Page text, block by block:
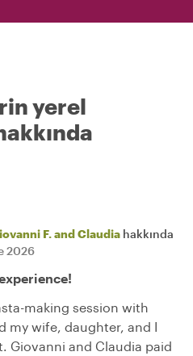
yerel
F. and Claudia hakkında
2026
making session with
my wife, daughter, and I
Giovanni and Claudia paid